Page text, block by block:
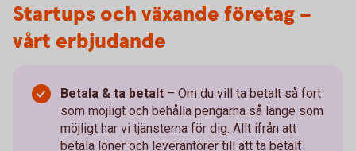
Startups och växande företag –
vårt erbjudande
Betala & ta betalt – Om du vill ta betalt så fort
som möjligt och behålla pengarna så länge som
möjligt har vi tjänsterna för dig. Allt ifrån att
betala löner och leverantörer till att ta betalt